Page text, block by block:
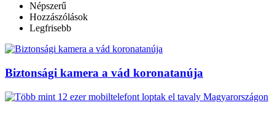
Népszerű
Hozzászólások
Legfrisebb
Biztonsági kamera a vád koronatanúja